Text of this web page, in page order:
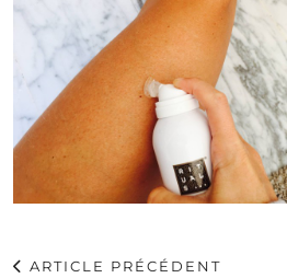
ARTICLE PRÉCÉDENT